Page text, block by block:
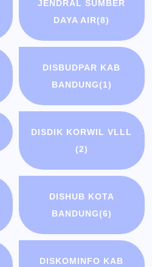
JENDRAL SUMBER
DAYA AIR(8)
DISBUDPAR KAB
BANDUNG(1)
DISDIK KORWIL VLLL
(2)
DISHUB KOTA
BANDUNG(6)
DISKOMINFO KAB